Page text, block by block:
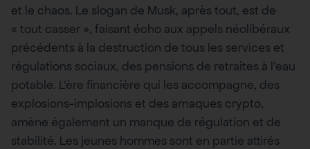
et le chaos. Le slogan de Musk, après tout, est de
« tout casser », faisant écho aux appels néolibéraux
précédents à la destruction de tous les services et
régulations sociaux, des pensions de retraites à l’eau
potable. L’ère financière qui les accompagne, des
explosions-implosions et des arnaques crypto,
amène également un manque de régulation et de
stabilité. Les jeunes hommes sont en partie attirés